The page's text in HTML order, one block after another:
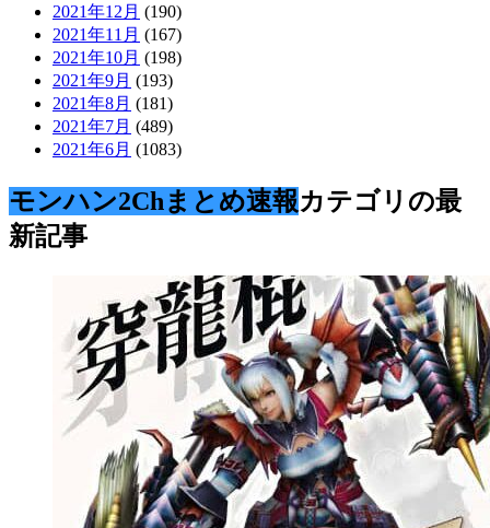
2021年12月 (190)
2021年11月 (167)
2021年10月 (198)
2021年9月 (193)
2021年8月 (181)
2021年7月 (489)
2021年6月 (1083)
モンハン2Chまとめ速報カテゴリの最
新記事